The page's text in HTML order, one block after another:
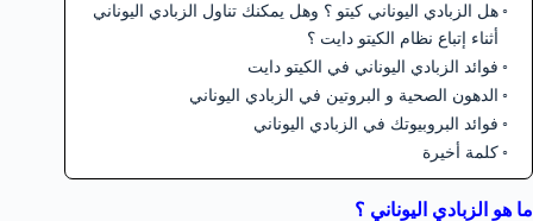
هل الزبادي اليوناني كيتو ؟ وهل يمكنك تناول الزبادي اليوناني
أثناء إتباع نظام الكيتو دايت ؟
فوائد الزبادي اليوناني في الكيتو دايت
الدهون الصحية و البروتين في الزبادي اليوناني
فوائد البروبيوتك في الزبادي اليوناني
كلمة أخيرة
ما هو الزبادي اليوناني ؟